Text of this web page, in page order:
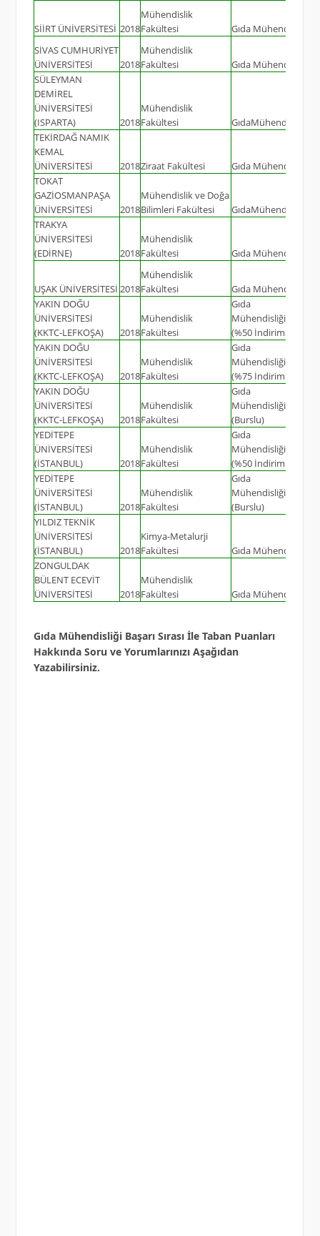
SİİRT ÜNİVERSİTESİ 2018
Mühendislik
Fakültesi
Gıda Mühendisliği
SİVAS CUMHURİYET
ÜNİVERSİTESİ
2018
Mühendislik
Fakültesi
Gıda Mühendisliği
SÜLEYMAN
DEMİREL
ÜNİVERSİTESİ
(ISPARTA)
2018
Mühendislik
Fakültesi
GıdaMühendisliği
TEKİRDAĞ NAMIK
KEMAL
ÜNİVERSİTESİ
2018Ziraat Fakültesi
Gıda Mühendisliği
TOKAT
GAZİOSMANPAŞA
ÜNİVERSİTESİ
2018
Mühendislik ve Doğa
Bilimleri Fakültesi
GıdaMühendisliği
TRAKYA
ÜNİVERSİTESİ
(EDİRNE)
2018
Mühendislik
Fakültesi
Gıda Mühendisliği
UŞAK ÜNİVERSİTESİ 2018
Mühendislik
Fakültesi
Gıda Mühendisliği
YAKIN DOĞU
ÜNİVERSİTESİ
(KKTC-LEFKOŞA)
2018
Mühendislik
Fakültesi
Gıda
(%50 İndirimli)
YAKIN DOĞU
ÜNİVERSİTESİ
(KKTC-LEFKOŞA)
2018
Mühendislik
Fakültesi
Gıda
(%75 İndirimli)
YAKIN DOĞU
ÜNİVERSİTESİ
(KKTC-LEFKOŞA)
2018
Mühendislik
Fakültesi
Gıda
(Burslu)
YEDİTEPE
ÜNİVERSİTESİ
(İSTANBUL)
2018
Mühendislik
Fakültesi
Gıda
(%50 İndirimli)
YEDİTEPE
ÜNİVERSİTESİ
(İSTANBUL)
2018
Mühendislik
Fakültesi
Gıda
(Burslu)
YILDIZ TEKNİK
ÜNİVERSİTESİ
(İSTANBUL)
2018
Kimya-Metalurji
Fakültesi
Gıda Mühendisliği
ZONGULDAK
BÜLENT ECEVİT
ÜNİVERSİTESİ
2018
Mühendislik
Fakültesi
Gıda Mühendisliği
Gıda Mühendisliği Başarı Sırası İle Taban Puanları
Hakkında Soru ve Yorumlarınızı Aşağıdan
Yazabilirsiniz.